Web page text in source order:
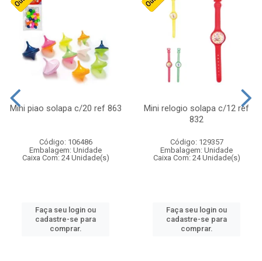
Mini piao solapa c/20 ref 863
Código: 106486
Embalagem: Unidade
Caixa Com: 24 Unidade(s)
Faça seu login ou
cadastre-se para
comprar.
Mini relogio solapa c/12 ref
832
Código: 129357
Embalagem: Unidade
Caixa Com: 24 Unidade(s)
Faça seu login ou
cadastre-se para
comprar.